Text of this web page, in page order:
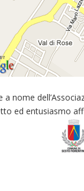
a nome
ed entusiasmo